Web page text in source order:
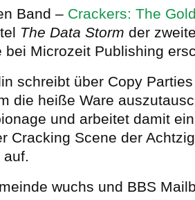
Band – Crackers: The
The Data Storm der
bei Microzeit Publishing
schreibt über Copy
die heiße Ware
und arbeitet damit
Cracking Scene der
auf.
wuchs und BBS